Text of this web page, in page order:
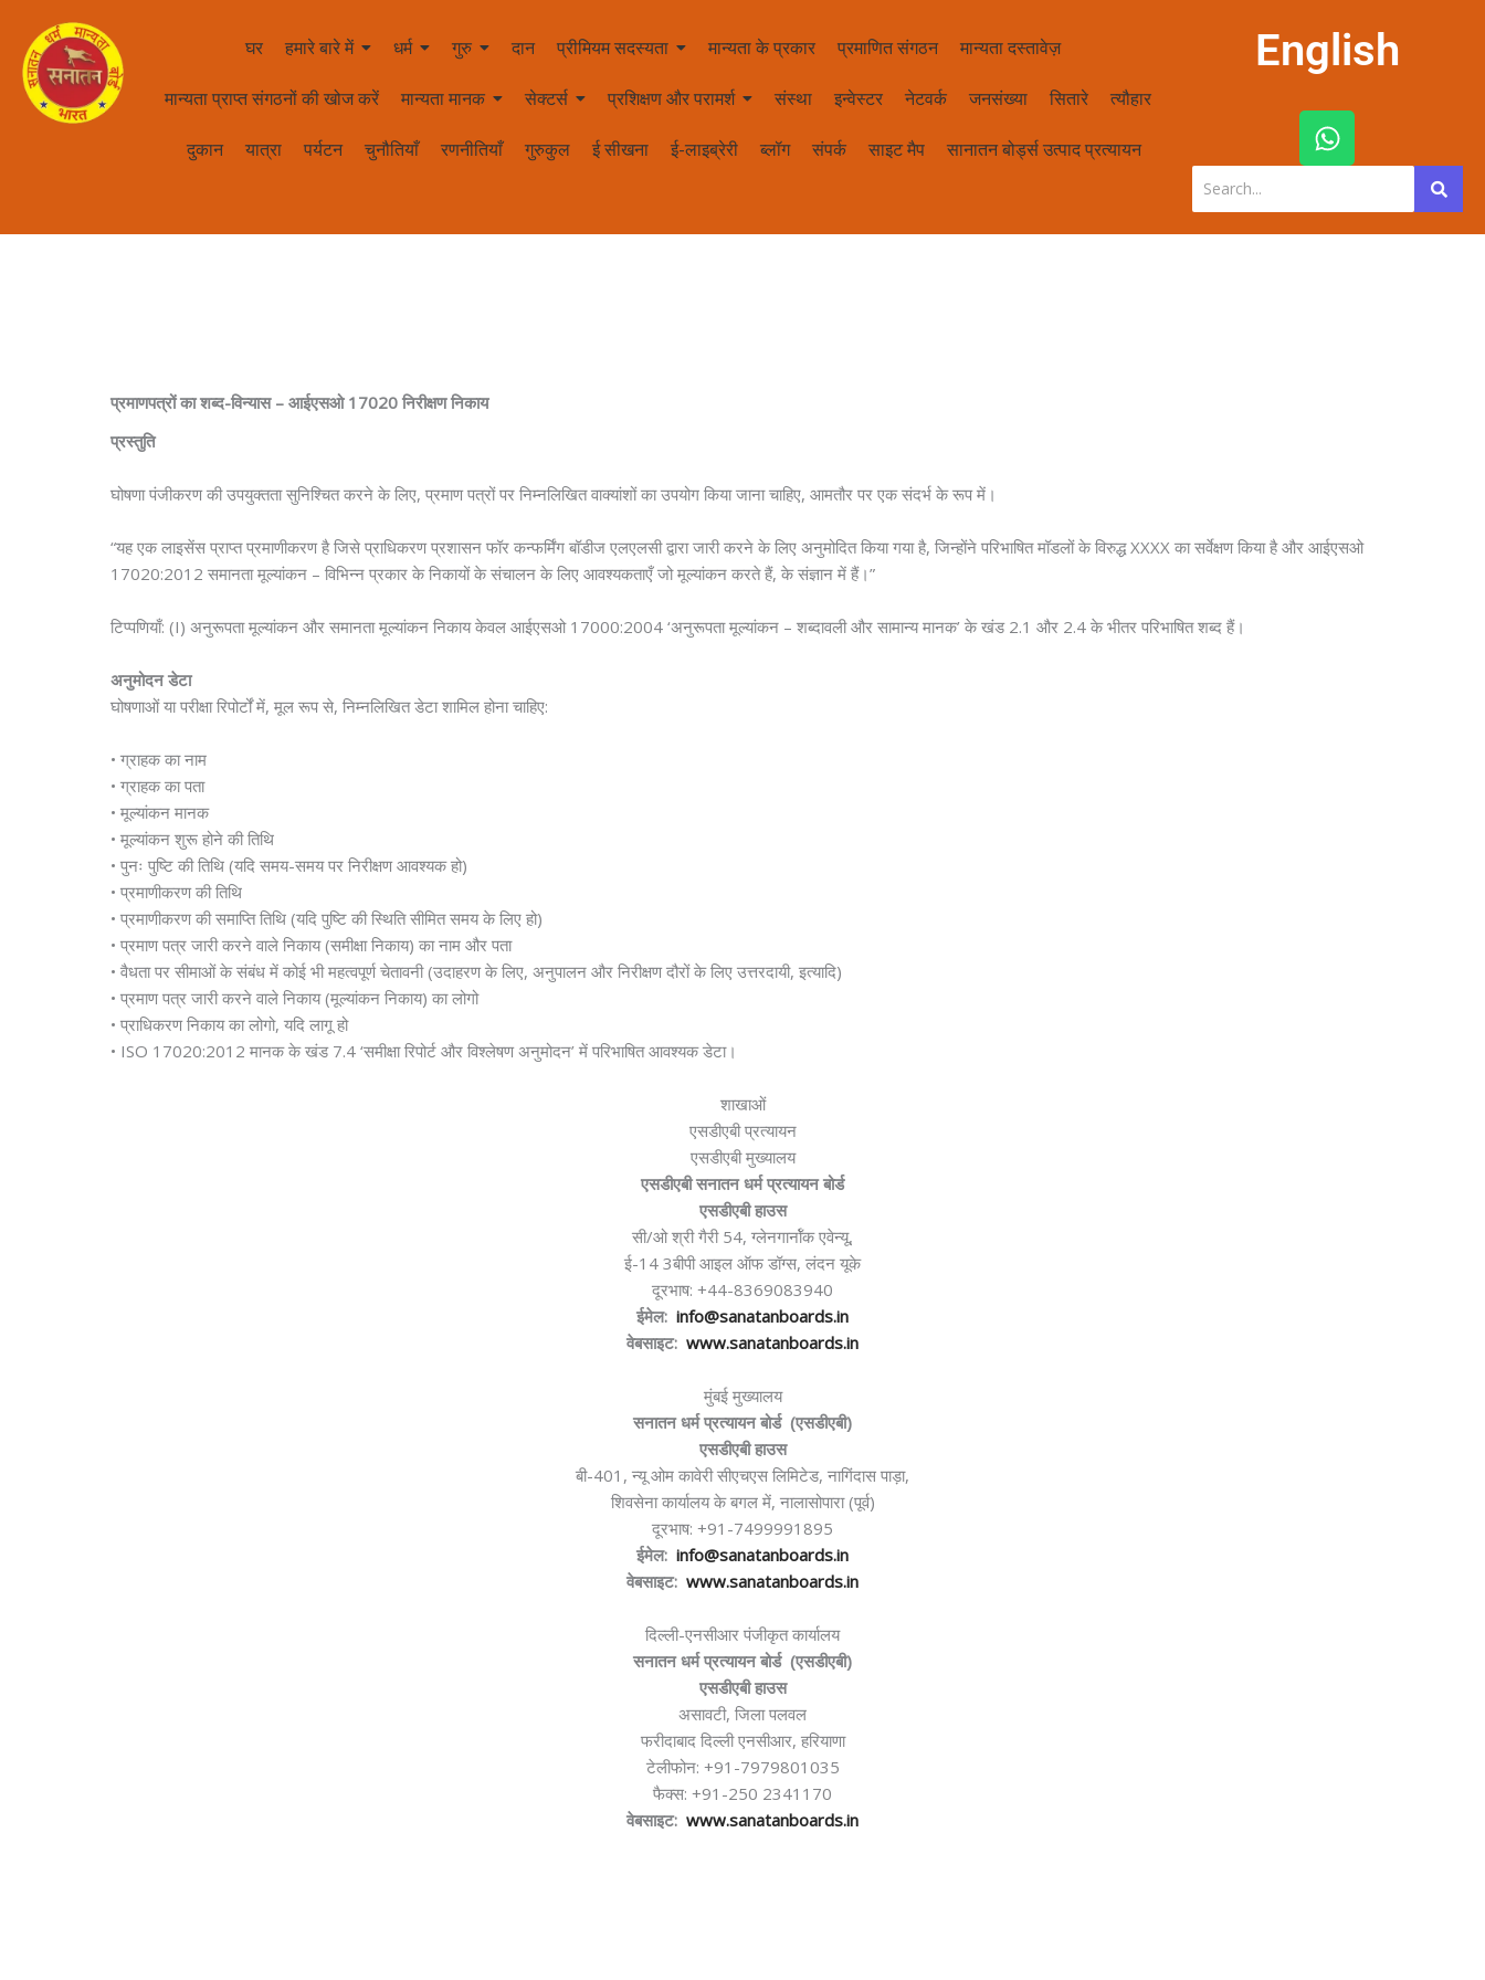
घर हमारे बारे में धर्म गुरु दान प्रीमियम सदस्यता मान्यता के प्रकार प्रमाणित संगठन मान्यता दस्तावेज़
मान्यता प्राप्त संगठनों की खोज करें मान्यता मानक सेक्टर्स प्रशिक्षण और परामर्श संस्था इन्वेस्टर नेटवर्क जनसंख्या सितारे त्यौहार
दुकान यात्रा पर्यटन चुनौतियाँ रणनीतियाँ गुरुकुल ई सीखना ई-लाइब्रेरी ब्लॉग संपर्क साइट मैप सानातन बोर्ड्स उत्पाद प्रत्यायन
English
W
h
a
t
s
प्रमाणपत्रों का शब्द-विन्यास – आईएसओ 17020 निरीक्षण निकाय
प्रस्तुति
घोषणा पंजीकरण की उपयुक्तता सुनिश्चित करने के लिए, प्रमाण पत्रों पर निम्नलिखित वाक्यांशों का उपयोग किया जाना चाहिए, आमतौर पर एक संदर्भ के रूप में।
“यह एक लाइसेंस प्राप्त प्रमाणीकरण है जिसे प्राधिकरण प्रशासन फॉर कन्फर्मिंग बॉडीज एलएलसी द्वारा जारी करने के लिए अनुमोदित किया गया है, जिन्होंने परिभाषित मॉडलों के विरुद्ध XXXX का सर्वेक्षण किया है और आईएसओ
17020:2012 समानता मूल्यांकन – विभिन्न प्रकार के निकायों के संचालन के लिए आवश्यकताएँ जो मूल्यांकन करते हैं, के संज्ञान में हैं।”
टिप्पणियाँ: (I) अनुरूपता मूल्यांकन और समानता मूल्यांकन निकाय केवल आईएसओ 17000:2004 ‘अनुरूपता मूल्यांकन – शब्दावली और सामान्य मानक’ के खंड 2.1 और 2.4 के भीतर परिभाषित शब्द हैं।
अनुमोदन डेटा
घोषणाओं या परीक्षा रिपोर्टों में, मूल रूप से, निम्नलिखित डेटा शामिल होना चाहिए:
• ग्राहक का नाम
• ग्राहक का पता
• मूल्यांकन मानक
• मूल्यांकन शुरू होने की तिथि
• पुनः पुष्टि की तिथि (यदि समय-समय पर निरीक्षण आवश्यक हो)
• प्रमाणीकरण की तिथि
• प्रमाणीकरण की समाप्ति तिथि (यदि पुष्टि की स्थिति सीमित समय के लिए हो)
• प्रमाण पत्र जारी करने वाले निकाय (समीक्षा निकाय) का नाम और पता
• वैधता पर सीमाओं के संबंध में कोई भी महत्वपूर्ण चेतावनी (उदाहरण के लिए, अनुपालन और निरीक्षण दौरों के लिए उत्तरदायी, इत्यादि)
• प्रमाण पत्र जारी करने वाले निकाय (मूल्यांकन निकाय) का लोगो
• प्राधिकरण निकाय का लोगो, यदि लागू हो
• ISO 17020:2012 मानक के खंड 7.4 ‘समीक्षा रिपोर्ट और विश्लेषण अनुमोदन’ में परिभाषित आवश्यक डेटा।
शाखाओं
एसडीएबी प्रत्यायन
एसडीएबी मुख्यालय
एसडीएबी सनातन धर्म प्रत्यायन बोर्ड
एसडीएबी हाउस
सी/ओ श्री गैरी 54, ग्लेनगार्नॉक एवेन्यू,
ई-14 3बीपी आइल ऑफ डॉग्स, लंदन यूके
दूरभाष: +44-8369083940
ईमेल: info@sanatanboards.in
वेबसाइट: www.sanatanboards.in
मुंबई मुख्यालय
सनातन धर्म प्रत्यायन बोर्ड (एसडीएबी)
एसडीएबी हाउस
बी-401, न्यू ओम कावेरी सीएचएस लिमिटेड, नागिंदास पाड़ा,
शिवसेना कार्यालय के बगल में, नालासोपारा (पूर्व)
दूरभाष: +91-7499991895
ईमेल: info@sanatanboards.in
वेबसाइट: www.sanatanboards.in
दिल्ली-एनसीआर पंजीकृत कार्यालय
सनातन धर्म प्रत्यायन बोर्ड (एसडीएबी)
एसडीएबी हाउस
असावटी, जिला पलवल
फरीदाबाद दिल्ली एनसीआर, हरियाणा
टेलीफोन: +91-7979801035
फैक्स: +91-250 2341170
वेबसाइट: www.sanatanboards.in